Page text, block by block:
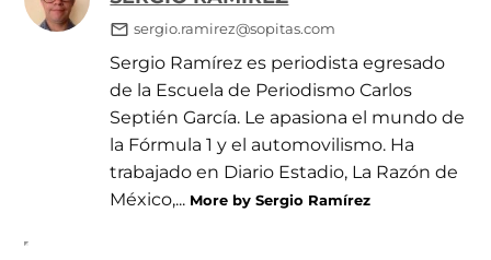
sergio.ramirez@sopitas.com
Sergio Ramírez es periodista egresado
de la Escuela de Periodismo Carlos
Septién García. Le apasiona el mundo de
la Fórmula 1 y el automovilismo. Ha
trabajado en Diario Estadio, La Razón de
México,... More by Sergio Ramírez